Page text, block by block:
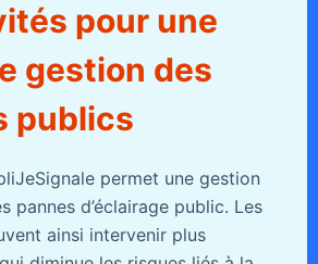
pour une
gestion des
publics
permet une gestion
pannes d’éclairage public. Les
ainsi intervenir plus